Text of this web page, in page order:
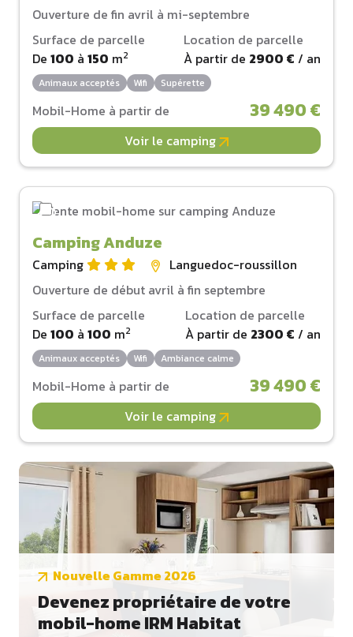
Ouverture de fin avril à mi-septembre
Surface de parcelle
De 100 à 150 m2
Location de parcelle
À partir de 2900 € / an
Animaux acceptés Wifi Supérette
Mobil-Home à partir de 39 490 €
Voir le camping
Camping Anduze
Camping
Languedoc-roussillon
Ouverture de début avril à fin septembre
Surface de parcelle
De 100 à 100 m2
Location de parcelle
À partir de 2300 € / an
Animaux acceptés Wifi Ambiance calme
Mobil-Home à partir de 39 490 €
Voir le camping
Nouvelle Gamme 2026
Devenez propriétaire de votre
mobil-home IRM Habitat